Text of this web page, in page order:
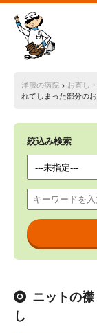
洋服の病院 > お直し
れてしまった部分の
絞込み検索
ニットの
し